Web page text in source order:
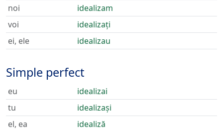
noi
idealizam
voi
idealizați
ei, ele
idealizau
Simple perfect
eu
idealizai
tu
idealizași
el, ea
idealiză